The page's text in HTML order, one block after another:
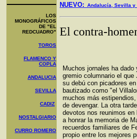
LOS
MONOGRÁFICOS
DE "EL
REDCUADRO"
TOROS
FLAMENCO Y
COPLA
ANDALUCIA
SEVILLA
CADIZ
NOSTALGIARIO
CURRO ROMERO
NUEVO: Andalucía, Sevilla y
El contra-
Muchos jornales ha
gremio columnario el que
su debú con picadores
bautizado como "el
muchos más
de devengar. La otra
devotos nos reunimos en
a honrar la memoria de
recuerdos familiares de
propio entre los mejores